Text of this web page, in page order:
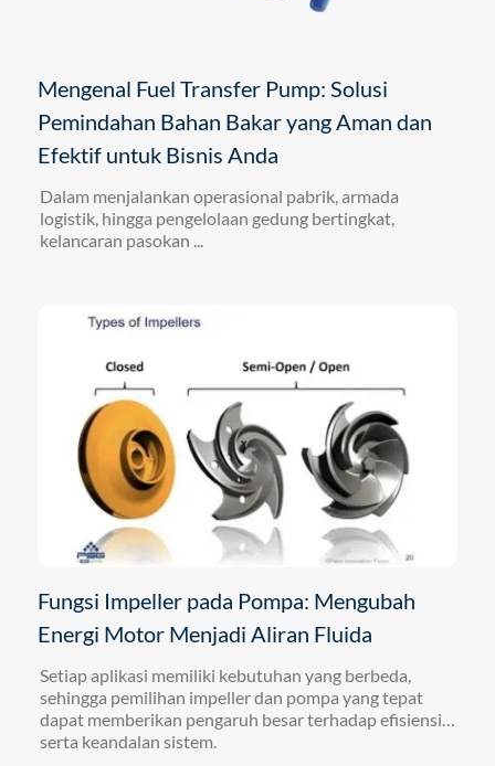
Mengenal Fuel Transfer Pump: Solusi
Pemindahan Bahan Bakar yang Aman dan
Efektif untuk Bisnis Anda
Dalam menjalankan operasional pabrik, armada
logistik, hingga pengelolaan gedung bertingkat,
kelancaran pasokan ...
Fungsi Impeller pada Pompa: Mengubah
Energi Motor Menjadi Aliran Fluida
Setiap aplikasi memiliki kebutuhan yang berbeda,
sehingga pemilihan impeller dan pompa yang tepat
dapat memberikan pengaruh besar terhadap efisiensi
serta keandalan sistem.